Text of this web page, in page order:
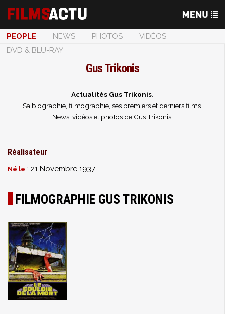
PEOPLE NEWS PHOTOS
VIDÉOS
DVD & BLU-RAY
Gus Trikonis
Actualités Gus Trikonis
Sa biographie, filmographie, ses premiers et derniers films.
News, vidéos et photos de Gus Trikonis.
Réalisateur
Né le : 21 Novembre 1937
FILMOGRAPHIE GUS TRIKONIS